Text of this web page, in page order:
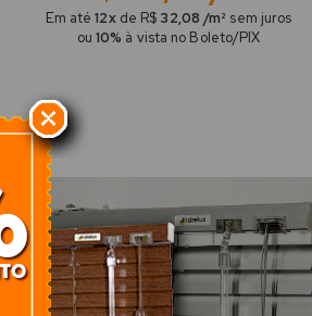
Em até12xde R$ 32,08 /m² sem juros
ou 10% à vista no Boleto/PIX